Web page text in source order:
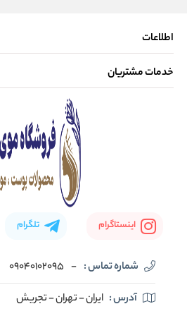
اطلاعات
صفحه اصلی
خدمات مشتریان
اینستاگرام تلگرام
شماره تماس : -
09040102095
آدرس : ایران - تهران - تجریش